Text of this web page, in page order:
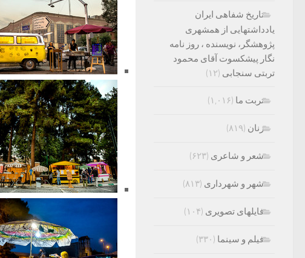
تاریخ شفاهی ایران
یادداشتهایی از همشهری
پژوهشگر، نویسنده ، روز نامه
نگار پیشکسوت آقای محمود
تربتی سنجابی (۱۲)
تربت ما (۱,۰۱۶)
زنان (۸۱۹)
شعر و شاعری (۶۲۳)
شهر و شهرداری (۸۱۳)
فایلهای تصویری (۱۰۴)
فیلم و سینما (۳۳۰)